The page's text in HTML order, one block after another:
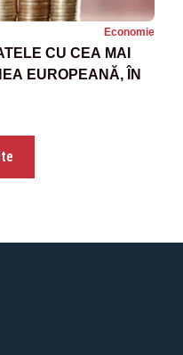
Economie
CU CEA MAI
EUROPEANĂ, ÎN